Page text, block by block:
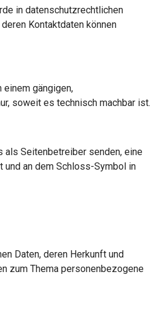
in datenschutzrechtlichen
Kontaktdaten können
einem gängigen,
soweit es technisch machbar ist.
als Seitenbetreiber senden, eine
und an dem Schloss-Symbol in
Daten, deren Herkunft und
zum Thema personenbezogene